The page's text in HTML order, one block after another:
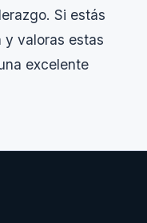
Si estás
y valoras estas
excelente